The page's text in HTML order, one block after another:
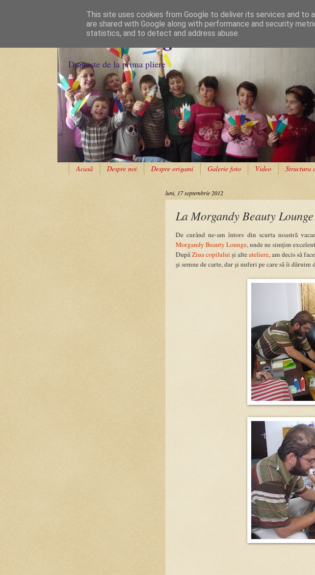
Cursuri Origami
Dragoste de la prima pliere
Acasă Despre noi Despre origami Galerie foto Video Structura
luni, 17 septembrie 2012
La Morgandy Beauty
De curând ne-am întors din scurta noastră
Morgandy Beauty Lounge, unde ne simțim
DupăZiua copilului și alteateliere, am decis să
și semne de carte, dar și nuferi pe care să îi dăruim
This site uses cookies from Google to deliver its services and to
are shared with Google along with performance and security
statistics, and to detect and address abuse.